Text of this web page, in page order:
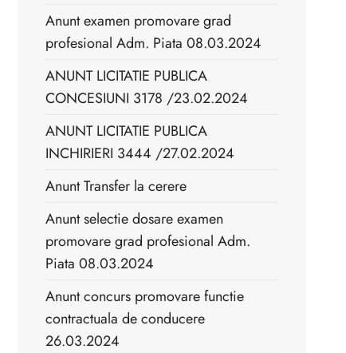
Anunt examen promovare grad
profesional Adm. Piata 08.03.2024
ANUNT LICITATIE PUBLICA
CONCESIUNI 3178 /23.02.2024
ANUNT LICITATIE PUBLICA
INCHIRIERI 3444 /27.02.2024
Anunt Transfer la cerere
Anunt selectie dosare examen
promovare grad profesional Adm.
Piata 08.03.2024
Anunt concurs promovare functie
contractuala de conducere
26.03.2024